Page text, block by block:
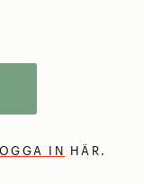
IN HÄR.